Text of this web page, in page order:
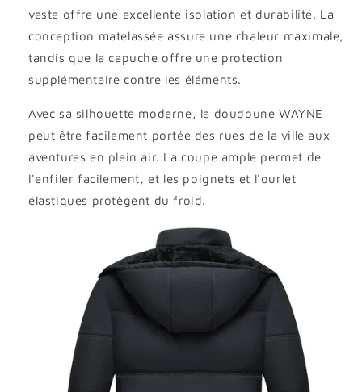
veste offre une excellente isolation et durabilité. La
conception matelassée assure une chaleur maximale,
tandis que la capuche offre une protection
supplémentaire contre les éléments.
Avec sa silhouette moderne, la doudoune WAYNE
peut être facilement portée des rues de la ville aux
aventures en plein air. La coupe ample permet de
l'enfiler facilement, et les poignets et l'ourlet
élastiques protègent du froid.